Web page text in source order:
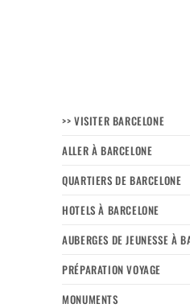
>> VISITER BARCELONE
ALLER À BARCELONE
QUARTIERS DE BARCELONE
HOTELS À BARCELONE
AUBERGES DE JEUNESSE À
PRÉPARATION VOYAGE
MONUMENTS